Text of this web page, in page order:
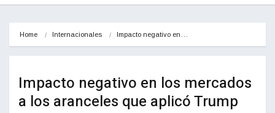
Home Internacionales Impacto negativo en…
Impacto negativo en los mercados
a los aranceles que aplicó Trump